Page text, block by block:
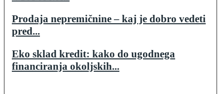
Prodaja nepremičnine – kaj je dobro vedeti
pred...
Eko sklad kredit: kako do ugodnega
financiranja okoljskih...